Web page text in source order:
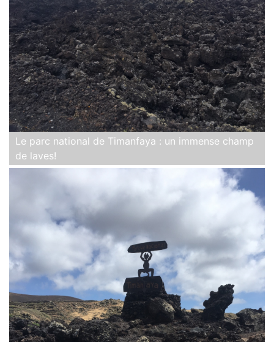
Le parc national de Timanfaya : un immense champ
de laves!